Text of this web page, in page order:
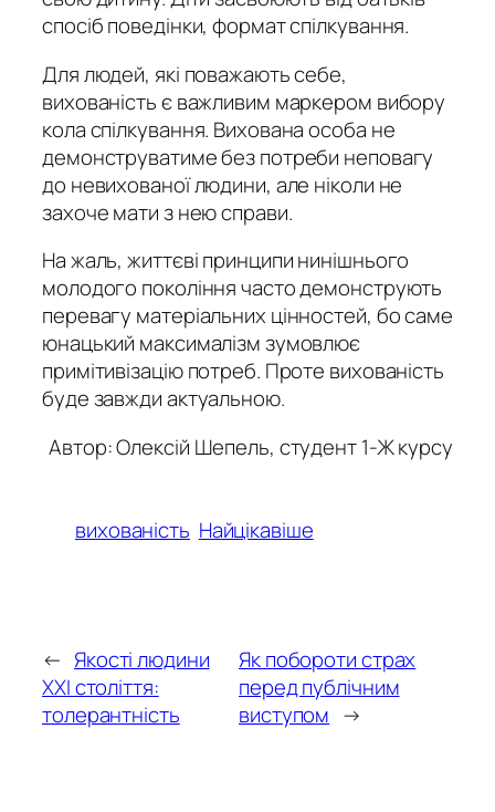
спосіб поведінки, формат спілкування.
Для людей, які поважають себе,
вихованість є важливим маркером вибору
кола спілкування. Вихована особа не
демонструватиме без потреби неповагу
до невихованої людини, але ніколи не
захоче мати з нею справи.
На жаль, життєві принципи нинішнього
молодого покоління часто демонструють
перевагу матеріальних цінностей, бо саме
юнацький максималізм зумовлює
примітивізацію потреб. Проте вихованість
буде завжди актуальною.
Автор: Олексій Шепель, студент 1-Ж курсу
вихованість Найцікавіше
← Якості людини
ХХІ століття:
толерантність
Як побороти страх
перед публічним
виступом →